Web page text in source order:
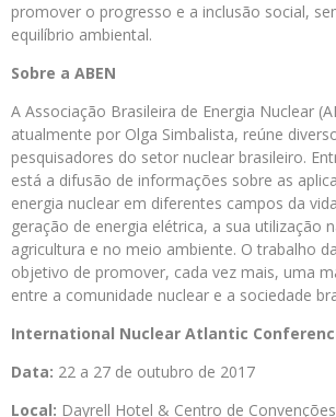
promover o progresso e a inclusão social,
equilíbrio ambiental.
Sobre a ABEN
A Associação Brasileira de Energia Nuclear
atualmente por Olga Simbalista, reúne
pesquisadores do setor nuclear brasileiro.
está a difusão de informações sobre as
energia nuclear em diferentes campos da
geração de energia elétrica, a sua utilização
agricultura e no meio ambiente. O trabalho
objetivo de promover, cada vez mais, uma
entre a comunidade nuclear e a sociedade
International Nuclear Atlantic
Data: 22 a 27 de outubro de 2017
Local: Dayrell Hotel & Centro de